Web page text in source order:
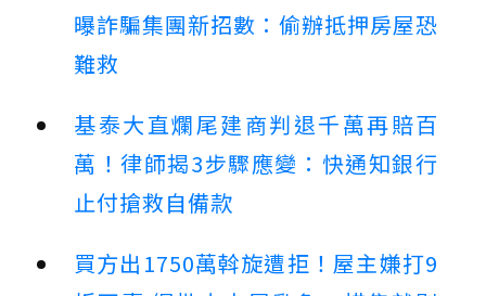
曝詐騙集團新招數：偷辦抵押房屋恐
難救
基泰大直爛尾建商判退千萬再賠百
萬！律師揭3步驟應變：快通知銀行
止付搶救自備款
買方出1750萬斡旋遭拒！屋主嫌打9